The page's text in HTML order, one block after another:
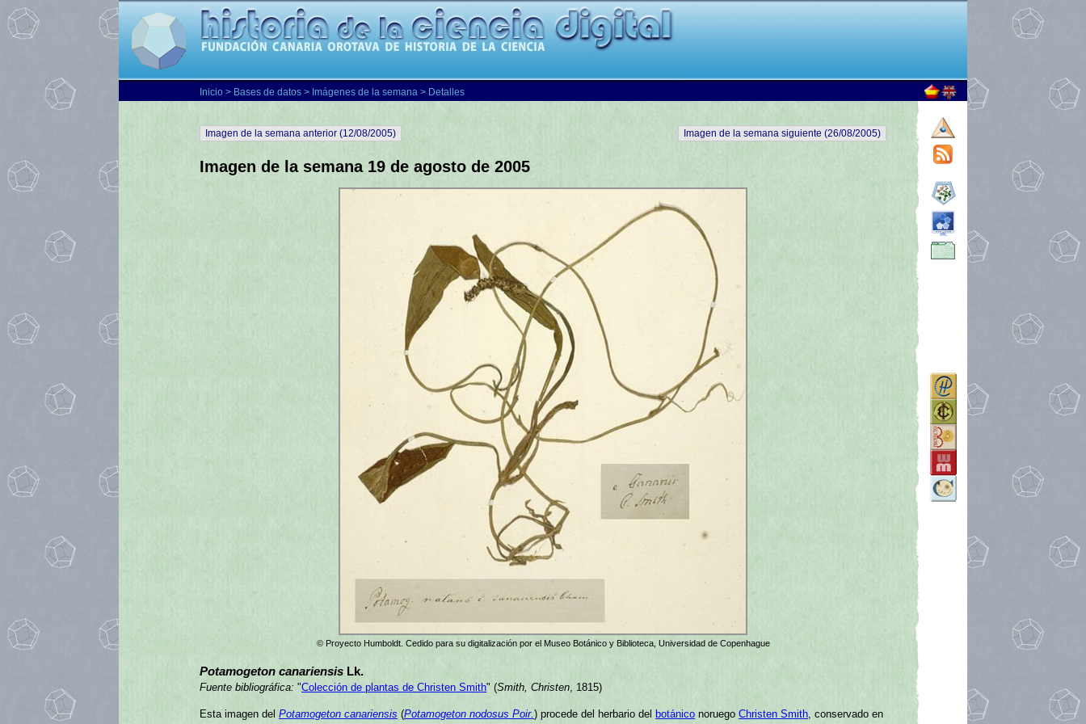
Inicio > Bases de datos > Imágenes de la semana > Detalles
Imagen de la semana anterior (12/08/2005) Imagen de la semana siguiente (26/08/2005)
Imagen de la semana 19 de agosto de 2005
© Proyecto Humboldt. Cedido para su digitalización por el Museo Botánico y Biblioteca, Universidad de Copenhague
Potamogeton canariensis Lk.
Fuente bibliográfica: "Colección de plantas de Christen Smith" (Smith, Christen, 1815)
Esta imagen del Potamogeton canariensis (Potamogeton nodosus Poir.) procede del herbario del botánico noruego Christen Smith, conservado en